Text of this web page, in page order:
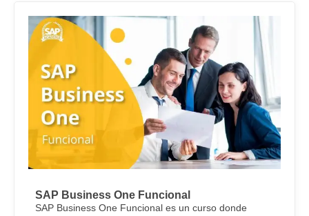
SAP Business One Funcional
SAP Business One Funcional es un curso donde